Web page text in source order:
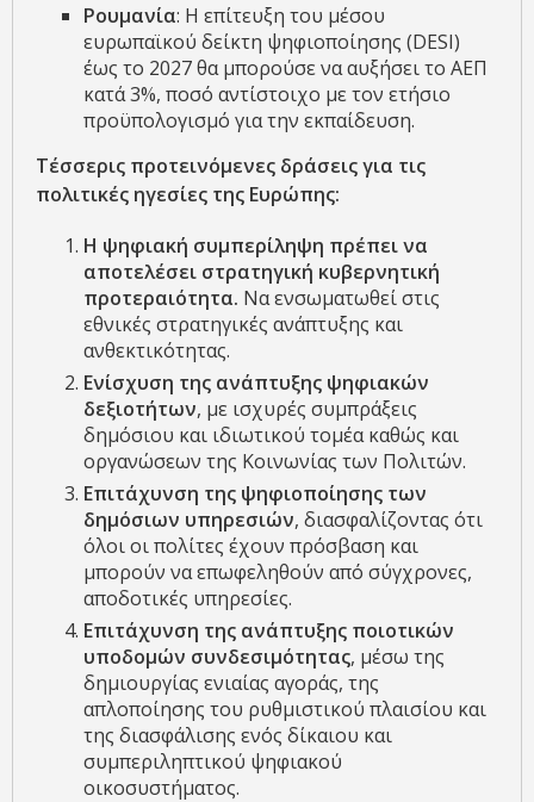
Ρουμανία: Η επίτευξη του μέσου
ευρωπαϊκού δείκτη ψηφιοποίησης (DESI)
έως το 2027 θα μπορούσε να αυξήσει το ΑΕΠ
κατά 3%, ποσό αντίστοιχο με τον ετήσιο
προϋπολογισμό για την εκπαίδευση.
Τέσσερις προτεινόμενες δράσεις για τις
πολιτικές ηγεσίες της Ευρώπης:
Η ψηφιακή συμπερίληψη πρέπει να
αποτελέσει στρατηγική κυβερνητική
προτεραιότητα. Να ενσωματωθεί στις
εθνικές στρατηγικές ανάπτυξης και
ανθεκτικότητας.
Ενίσχυση της ανάπτυξης ψηφιακών
δεξιοτήτων, με ισχυρές συμπράξεις
δημόσιου και ιδιωτικού τομέα καθώς και
οργανώσεων της Κοινωνίας των Πολιτών.
Επιτάχυνση της ψηφιοποίησης των
δημόσιων υπηρεσιών, διασφαλίζοντας ότι
όλοι οι πολίτες έχουν πρόσβαση και
μπορούν να επωφεληθούν από σύγχρονες,
αποδοτικές υπηρεσίες.
Επιτάχυνση της ανάπτυξης ποιοτικών
υποδομών συνδεσιμότητας, μέσω της
δημιουργίας ενιαίας αγοράς, της
απλοποίησης του ρυθμιστικού πλαισίου και
της διασφάλισης ενός δίκαιου και
συμπεριληπτικού ψηφιακού
οικοσυστήματος.